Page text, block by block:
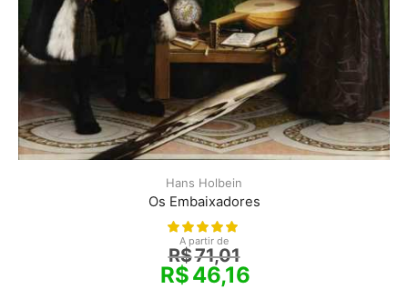
Hans Holbein
Os Embaixadores
A partir de
R$71,01
R$46,16